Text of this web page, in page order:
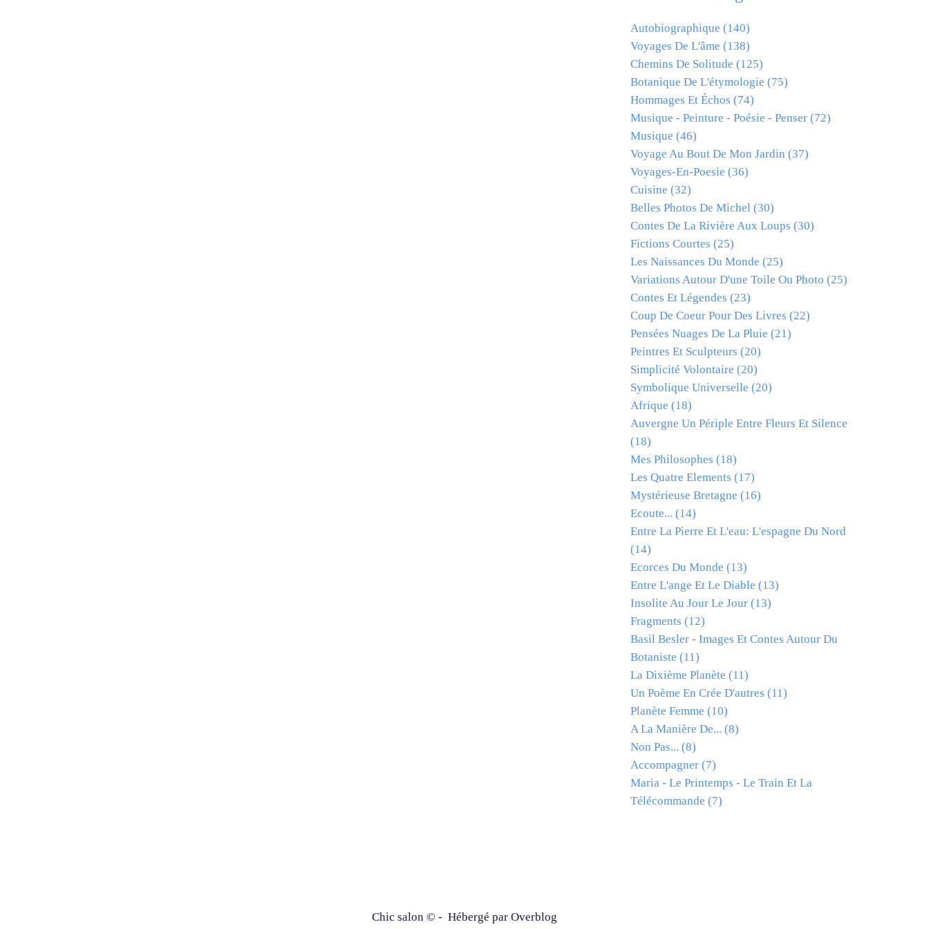
Autobiographique (140)
Voyages De L'âme (138)
Chemins De Solitude (125)
Botanique De L'étymologie (75)
Hommages Et Échos (74)
Musique - Peinture - Poésie - Penser (72)
Musique (46)
Voyage Au Bout De Mon Jardin (37)
Voyages-En-Poesie (36)
Cuisine (32)
Belles Photos De Michel (30)
Contes De La Rivière Aux Loups (30)
Fictions Courtes (25)
Les Naissances Du Monde (25)
Variations Autour D'une Toile Ou Photo (25)
Contes Et Légendes (23)
Coup De Coeur Pour Des Livres (22)
Pensées Nuages De La Pluie (21)
Peintres Et Sculpteurs (20)
Simplicité Volontaire (20)
Symbolique Universelle (20)
Afrique (18)
Auvergne Un Périple Entre Fleurs Et Silence
(18)
Mes Philosophes (18)
Les Quatre Elements (17)
Mystérieuse Bretagne (16)
Ecoute... (14)
Entre La Pierre Et L'eau: L'espagne Du Nord
(14)
Ecorces Du Monde (13)
Entre L'ange Et Le Diable (13)
Insolite Au Jour Le Jour (13)
Fragments (12)
Basil Besler - Images Et Contes Autour Du
Botaniste (11)
La Dixième Planète (11)
Un Poème En Crée D'autres (11)
Planète Femme (10)
A La Manière De... (8)
Non Pas... (8)
Accompagner (7)
Maria - Le Printemps - Le Train Et La
Télécommande (7)
Chic salon © - Hébergé par Overblog